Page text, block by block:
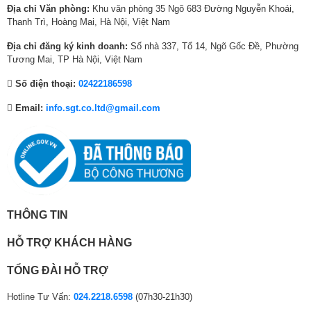
Công nghệ kính Low-E hỗ trợ trưng bày tối
Công nghệ kính Low-E (Low Energy) ở Tủ mát Sanaky là loại kính được
phủ một loại hợp chất đặc biệt phản xạ bức xạ ánh sáng mang nhiệt lên
trên bề mặt. Loại chất này sẽ giúp kính có khả năng hạn chế tốc độ phát
Khả năng khống chế nhiệt lượng
0
0
0
₫
0
0
0
₫
0
0
Địa chỉ Văn phòng: Khu văn phòng 35 Ngõ 683 Đường Nguyễn Khoái,
Thanh Trì, Hoàng Mai, Hà Nội, Việt Nam
Địa chỉ đăng ký kinh doanh: Số nhà 337, Tổ 14, Ngõ Gốc Đề, Phường
Tương Mai, TP Hà Nội, Việt Nam
Số điện thoại: 02422186598
Email: info.sgt.co.ltd@gmail.com
THÔNG TIN
HỖ TRỢ KHÁCH HÀNG
TỔNG ĐÀI HỖ TRỢ
Hotline Tư Vấn: 024.2218.6598 (07h30-21h30)